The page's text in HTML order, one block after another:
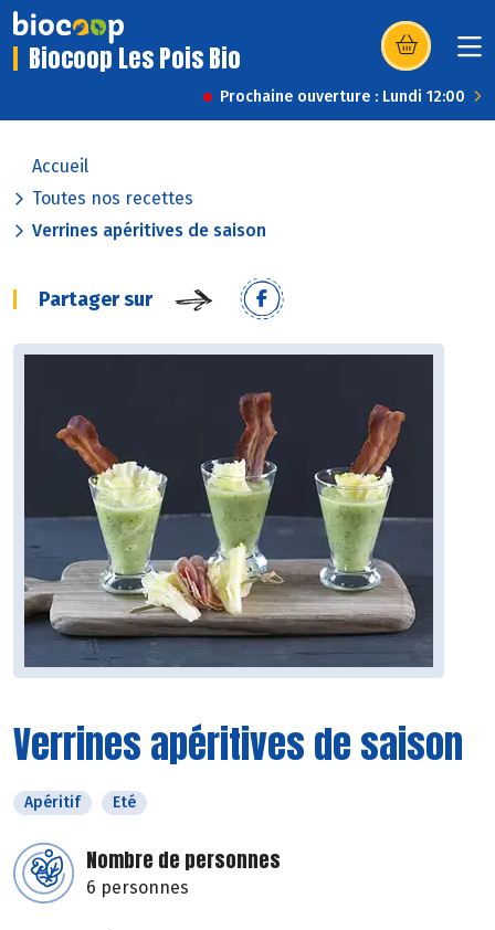
Biocoop Les Pois Bio (s’ouvre dans
Prochaine ouverture : Lundi 12:00
Accueil
Toutes nos recettes
Verrines apéritives de saison
Partager sur
Verrines apéritives de saison
Apéritif Eté
Nombre de personnes
6 personnes